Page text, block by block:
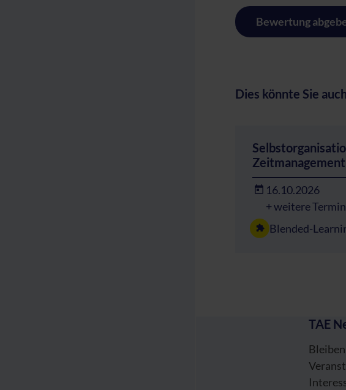
Bewertung
Dies könnte Sie
Zeitmanagement
16.10.2026
+ weitere
Blended-
TAE